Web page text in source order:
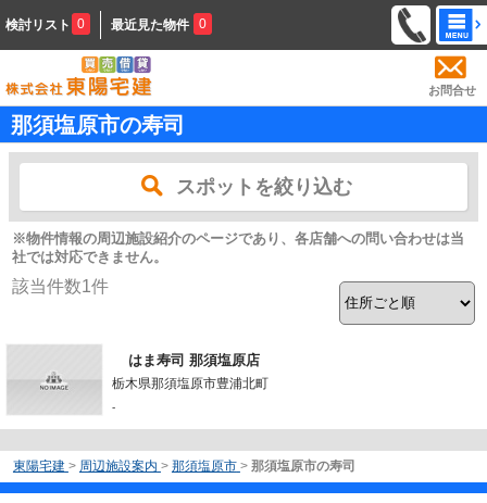
検討リスト 0 最近見た物件 0
お問合せ
那須塩原市の寿司
スポットを絞り込む
※物件情報の周辺施設紹介のページであり、各店舗への問い合わせは当
社では対応できません。
該当件数1件
はま寿司 那須塩原店
栃木県那須塩原市豊浦北町
-
東陽宅建 > 周辺施設案内 > 那須塩原市 > 那須塩原市の寿司